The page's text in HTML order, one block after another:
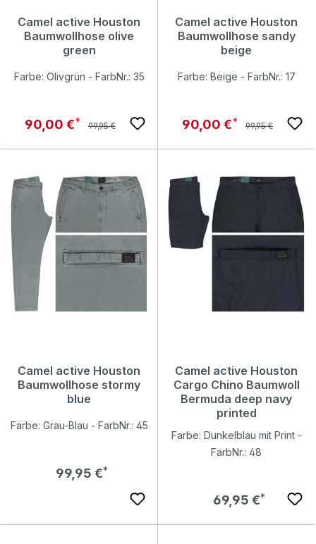
Camel active Houston
Baumwollhose olive
green
Farbe: Olivgrün - FarbNr.: 35
Verkaufspreis:
90,00 € Regulärer Preis:
99,95 €
Camel active Houston
Baumwollhose sandy
beige
Farbe: Beige - FarbNr.: 17
Verkaufspreis:
90,00 € Regulärer Preis:
99,95 €
Camel active Houston
Baumwollhose stormy
blue
Farbe: Grau-Blau - FarbNr.: 45
Regulärer Preis:
99,95 €
Camel active Houston
Cargo Chino Baumwoll
Bermuda deep navy
printed
Farbe: Dunkelblau mit Print -
FarbNr.: 48
Regulärer Preis:
69,95 €